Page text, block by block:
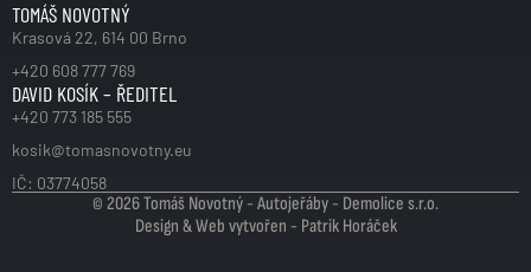
TOMÁŠ NOVOTNÝ
Krasová 22, 614 00 Brno
+420 608 777 769
DAVID KOSÍK – ŘEDITEL
+420 773 185 555
kosik@tomasnovotny.eu
IČ: 03774058
© 2026 Tomáš Novotný - Autojeřáby - Demolice s.r.o.
Design & Web vytvořen - Patrik Horáček